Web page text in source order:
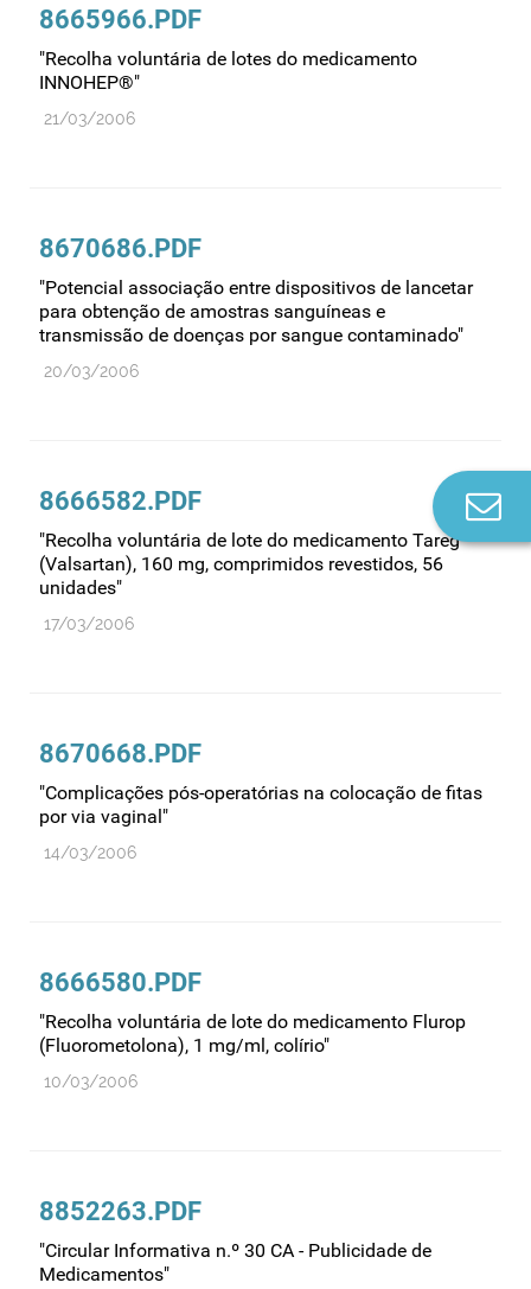
8665966.PDF
"Recolha voluntária de lotes do medicamento
INNOHEP®"
21/03/2006
8670686.PDF
"Potencial associação entre dispositivos de lancetar
para obtenção de amostras sanguíneas e
transmissão de doenças por sangue contaminado"
20/03/2006
8666582.PDF
"Recolha voluntária de lote do medicamento Tareg
(Valsartan), 160 mg, comprimidos revestidos, 56
unidades"
17/03/2006
8670668.PDF
"Complicações pós-operatórias na colocação de fitas
por via vaginal"
14/03/2006
8666580.PDF
"Recolha voluntária de lote do medicamento Flurop
(Fluorometolona), 1 mg/ml, colírio"
10/03/2006
8852263.PDF
"Circular Informativa n.º 30 CA - Publicidade de
Medicamentos"